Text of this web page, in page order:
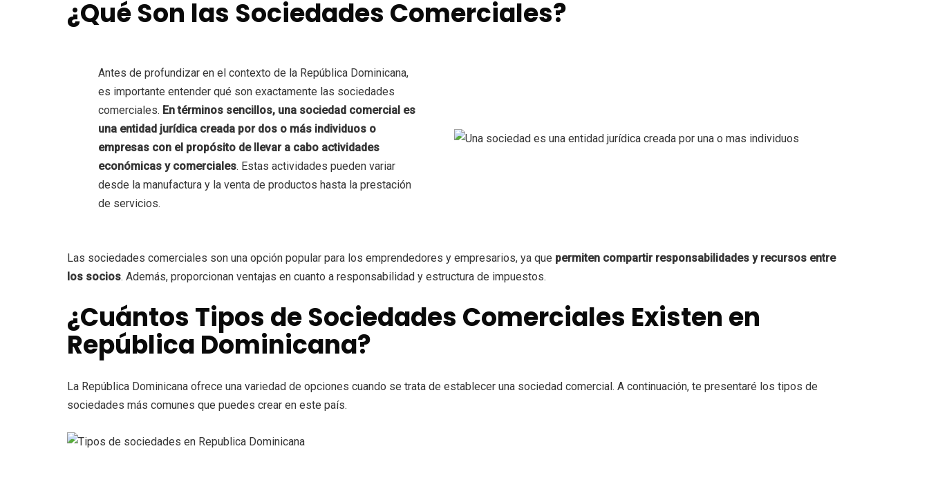
¿Qué Son las Sociedades Comerciales?
Antes de profundizar en el contexto de la República Dominicana,
es importante entender qué son exactamente las sociedades
comerciales. En términos sencillos, una sociedad comercial es
una entidad jurídica creada por dos o más individuos o
empresas con el propósito de llevar a cabo actividades
económicas y comerciales. Estas actividades pueden variar
desde la manufactura y la venta de productos hasta la prestación
de servicios.
Las sociedades comerciales son una opción popular para los emprendedores y empresarios, ya que permiten compartir responsabilidades y recursos entre
los socios. Además, proporcionan ventajas en cuanto a responsabilidad y estructura de impuestos.
¿Cuántos Tipos de Sociedades Comerciales Existen en
República Dominicana?
La República Dominicana ofrece una variedad de opciones cuando se trata de establecer una sociedad comercial. A continuación, te presentaré los tipos de
sociedades más comunes que puedes crear en este país.